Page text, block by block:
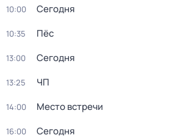
10:00 Сегодня
10:35 Пёс
13:00 Сегодня
13:25 ЧП
14:00 Место встречи
16:00 Сегодня